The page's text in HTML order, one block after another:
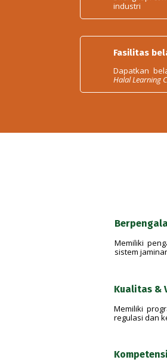
industri
Fasilitas
Dapatkan
Halal Learning
Memiliki
sistem
Kualitas &
Memiliki
regulasi dan